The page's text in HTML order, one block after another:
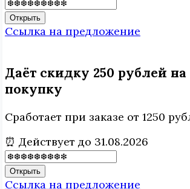
Открыть
Ссылка на предложение
Даёт скидку 250 рублей
покупку
Сработает при заказе от 1250
⏰ Действует до 31.08.2026
Открыть
Ссылка на предложение